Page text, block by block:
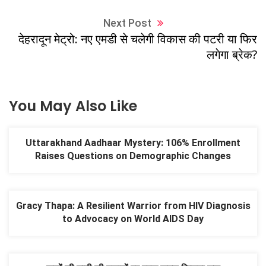
Next Post
देहरादून मेट्रो: नए एमडी से चलेगी विकास की पटरी या फिर
लगेगा ब्रेक?
You May Also Like
Uttarakhand Aadhaar Mystery: 106% Enrollment
Raises Questions on Demographic Changes
Gracy Thapa: A Resilient Warrior from HIV Diagnosis
to Advocacy on World AIDS Day